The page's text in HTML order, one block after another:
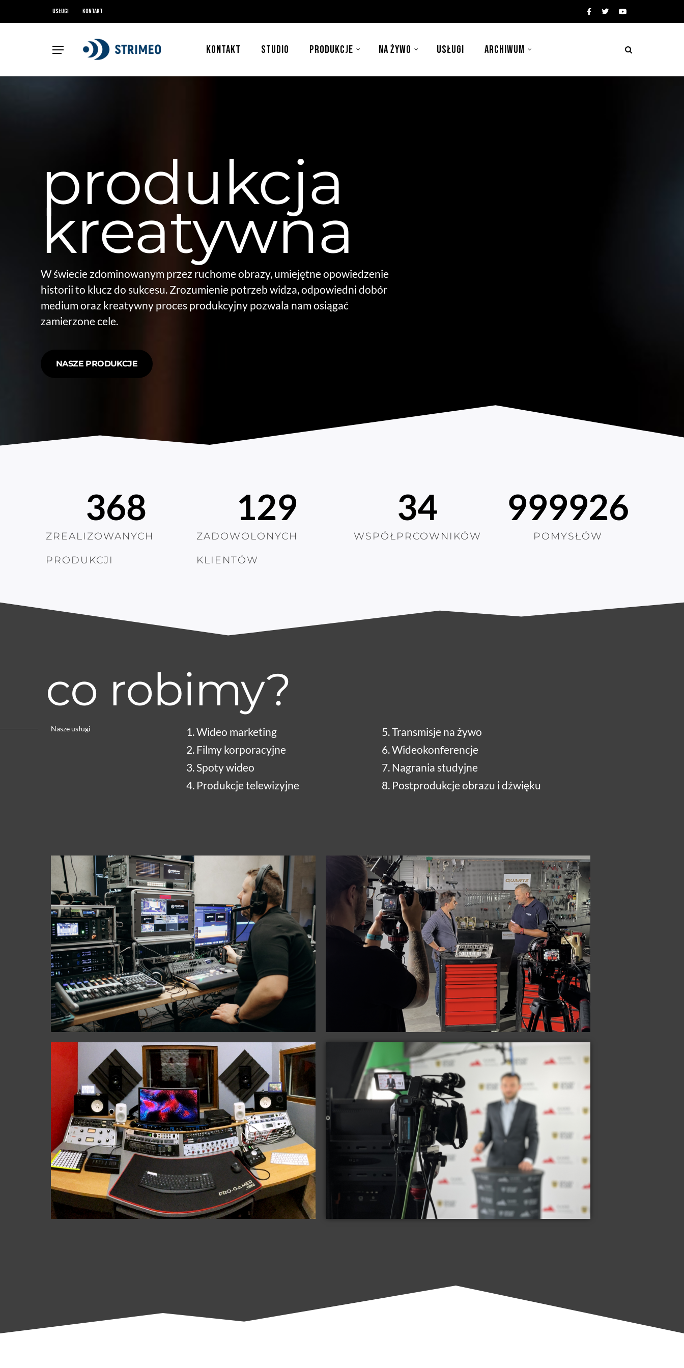
Usługi Kontakt
KONTAKT STUDIO PRODUKCJE NA ŻYWO USŁUGI ARCHIWUM
produkcja
kreatywna
W świecie zdominowanym przez ruchome obrazy, umiejętne opowiedzenie
historii to klucz do sukcesu. Zrozumienie potrzeb widza, odpowiedni dobór
medium oraz kreatywny proces produkcyjny pozwala nam osiągać
zamierzone cele.
NASZE PRODUKCJE
ZREALIZOWANYCH
PRODUKCJI
368
ZADOWOLONYCH
KLIENTÓW
129
WSPÓŁPRCOWNIKÓW
34
POMYSŁÓW
1000000
co robimy?
Nasze usługi
1. Wideo marketing
2. Filmy korporacyjne
3. Spoty wideo
4. Produkcje telewizyjne
5. Transmisje na żywo
6. Wideokonferencje
7. Nagrania studyjne
8. Postprodukcje obrazu i dźwięku